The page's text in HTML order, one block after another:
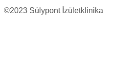
©2023 Súlypont Ízületklinika